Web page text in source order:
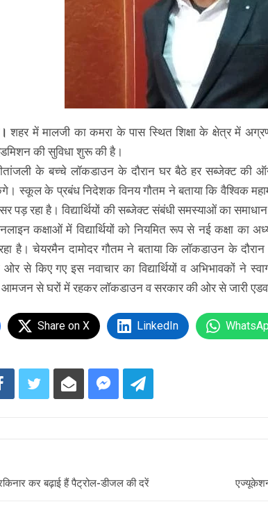
शहर में मालजी का कमरा के पास स्थित शिक्षा के क्षेत्र में
की सुविधा शुरू की है।
के बच्चे लॉकडाउन के दौरान घर बैठे हर सब्जेक्ट की
स्कूल के प्रबंध निदेशक विनय गौतम ने बताया कि वैश्विक
पड़ रहा है। विद्यार्थियों की सब्जेक्ट संबंधी समस्याओं का
कक्षाओं में विद्यार्थियों को नियमित रूप से नई कक्षा का
है। चेयरमैन दामोदर गौतम ने बताया कि लॉकडाउन के
से किए गए इस नवाचार का विद्यार्थियों व अभिभावकों ने
से घरों में रहकर लॉकडाउन व सरकार की ओर से जारी
Share on X LinkedIn
कर बढ़ाई हैं पैट्रोल-डीजल की दरें